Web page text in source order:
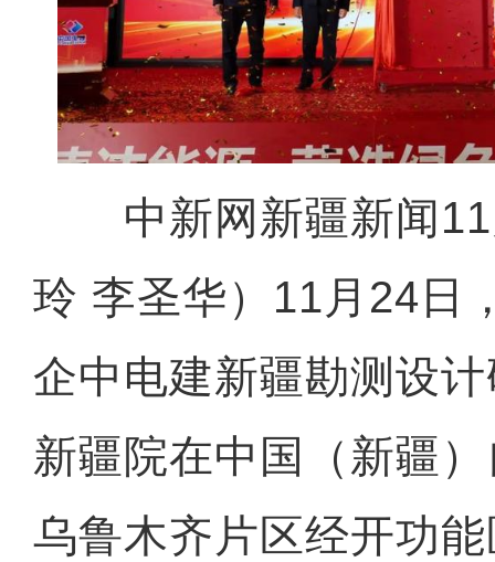
中新网新疆新闻11
玲 李圣华）11月24日
企中电建新疆勘测设
新疆院在中国（新疆
乌鲁木齐片区经开功